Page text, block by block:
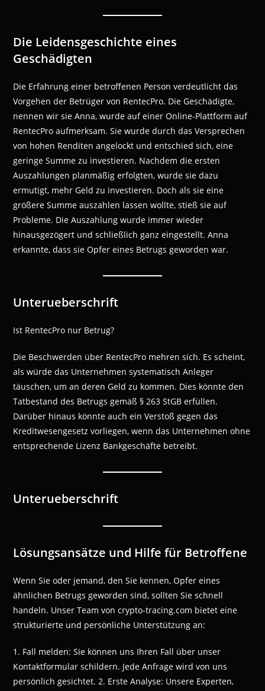
Die Leidensgeschichte eines
Geschädigten
Die Erfahrung einer betroffenen Person verdeutlicht das
Vorgehen der Betrüger von RentecPro. Die Geschädigte,
nennen wir sie Anna, wurde auf einer Online-Plattform auf
RentecPro aufmerksam. Sie wurde durch das Versprechen
von hohen Renditen angelockt und entschied sich, eine
geringe Summe zu investieren. Nachdem die ersten
Auszahlungen planmäßig erfolgten, wurde sie dazu
ermutigt, mehr Geld zu investieren. Doch als sie eine
größere Summe auszahlen lassen wollte, stieß sie auf
Probleme. Die Auszahlung wurde immer wieder
hinausgezögert und schließlich ganz eingestellt. Anna
erkannte, dass sie Opfer eines Betrugs geworden war.
Unterueberschrift
Ist RentecPro nur Betrug?
Die Beschwerden über RentecPro mehren sich. Es scheint,
als würde das Unternehmen systematisch Anleger
täuschen, um an deren Geld zu kommen. Dies könnte den
Tatbestand des Betrugs gemäß § 263 StGB erfüllen.
Darüber hinaus könnte auch ein Verstoß gegen das
Kreditwesengesetz vorliegen, wenn das Unternehmen ohne
entsprechende Lizenz Bankgeschäfte betreibt.
Unterueberschrift
Lösungsansätze und Hilfe für Betroffene
Wenn Sie oder jemand, den Sie kennen, Opfer eines
ähnlichen Betrugs geworden sind, sollten Sie schnell
handeln. Unser Team von crypto-tracing.com bietet eine
strukturierte und persönliche Unterstützung an:
1. Fall melden: Sie können uns Ihren Fall über unser
Kontaktformular schildern. Jede Anfrage wird von uns
persönlich gesichtet. 2. Erste Analyse: Unsere Experten,